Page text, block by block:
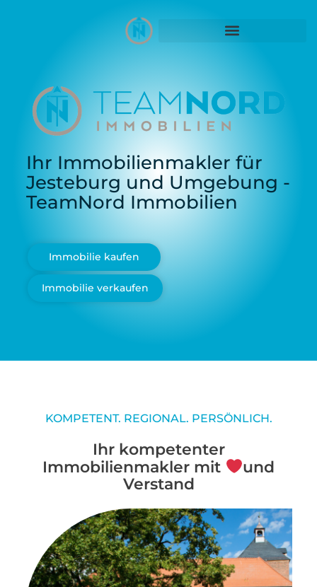
Ihr Immobilienmakler für
Jesteburg und Umgebung -
TeamNord Immobilien
Immobilie kaufen
Immobilie verkaufen
KOMPETENT. REGIONAL. PERSÖNLICH.
Ihr kompetenter
Immobilienmakler mit
und
Verstand